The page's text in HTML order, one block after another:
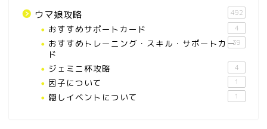
ウマ娘攻略 492
おすすめサポートカード 4
おすすめトレーニング・スキル・サポートカー
ド
39
ジェミニ杯攻略 4
因子について 1
隠しイベントについて 1